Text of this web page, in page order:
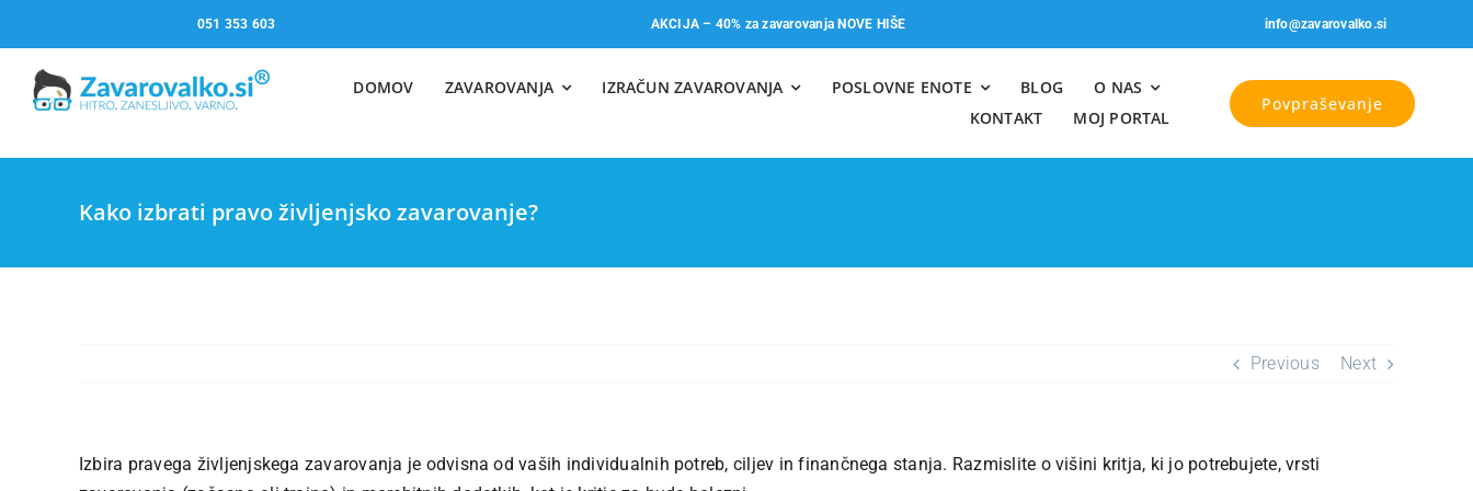
to
content
051 353 603 AKCIJA – 40% za zavarovanja NOVE HIŠE info@zavarovalko.si
DOMOV ZAVAROVANJA IZRAČUN ZAVAROVANJA POSLOVNE ENOTE BLOG
O NAS
KONTAKT
MOJ PORTAL
Povpraševanje
Kako izbrati pravo življenjsko zavarovanje?
Previous Next
Izbira pravega življenjskega zavarovanja je odvisna od vaših individualnih potreb, ciljev in finančnega stanja. Razmislite o višini kritja, ki jo potrebujete, vrsti